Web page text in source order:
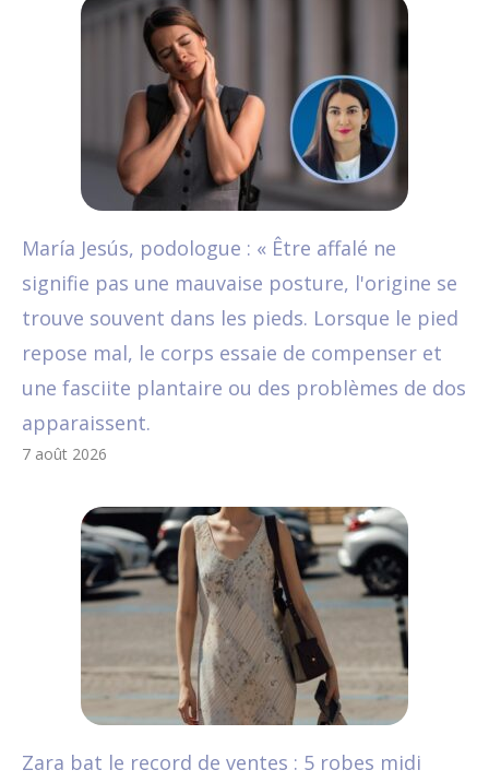
María Jesús, podologue : « Être affalé ne
signifie pas une mauvaise posture, l'origine se
trouve souvent dans les pieds. Lorsque le pied
repose mal, le corps essaie de compenser et
une fasciite plantaire ou des problèmes de dos
apparaissent.
7 août 2026
Zara bat le record de ventes : 5 robes midi